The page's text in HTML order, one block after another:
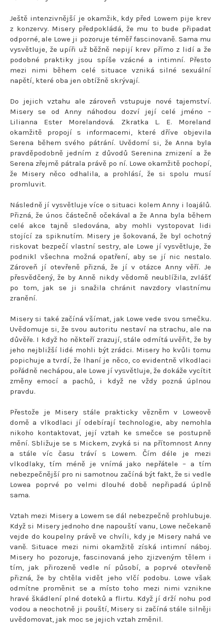
Ještě intenzivnější je okamžik, kdy před Lowem pije krev
z konzervy. Misery předpokládá, že mu to bude připadat
odporné, ale Lowe ji pozoruje téměř fascinovaně. Sama mu
vysvětluje, že upíři už běžně nepijí krev přímo z lidí a že
podobné praktiky jsou spíše vzácné a intimní. Přesto
mezi nimi během celé situace vzniká silné sexuální
napětí, které oba jen obtížně skrývají.
Do jejich vztahu ale zároveň vstupuje nové tajemství.
Misery se od Anny náhodou dozví její celé jméno –
Lilianna Ester Morelandová. Zkratka L. E. Moreland
okamžitě propojí s informacemi, které dříve objevila
Serena během svého pátrání. Uvědomí si, že Anna byla
pravděpodobně jedním z důvodů Serenina zmizení a že
Serena zřejmě pátrala právě po ní. Lowe okamžitě pochopí,
že Misery něco odhalila, a prohlásí, že si spolu musí
promluvit.
Následně jí vysvětluje více o situaci kolem Anny i loajálů.
Přizná, že únos částečně očekával a že Anna byla během
celé akce tajně sledována, aby mohli vystopovat lidi
stojící za spiknutím. Misery je šokovaná, že byl ochotný
riskovat bezpečí vlastní sestry, ale Lowe jí vysvětluje, že
podnikl všechna možná opatření, aby se jí nic nestalo.
Zároveň jí otevřeně přizná, že jí v otázce Anny věří. Je
přesvědčený, že by Anně nikdy vědomě neublížila, zvlášť
po tom, jak se ji snažila chránit navzdory vlastnímu
zranění.
Misery si také začíná všímat, jak Lowe vede svou smečku.
Uvědomuje si, že svou autoritu nestaví na strachu, ale na
důvěře. I když ho někteří zrazují, stále odmítá uvěřit, že by
jeho nejbližší lidé mohli být zrádci. Misery ho kvůli tomu
popichuje a tvrdí, že lhaní je něco, co evidentně vlkodlaci
pořádně nechápou, ale Lowe jí vysvětluje, že dokáže vycítit
změny emocí a pachů, i když ne vždy pozná úplnou
pravdu.
Přestože je Misery stále prakticky vězněm v Loweově
domě a vlkodlaci jí odebírají technologie, aby nemohla
nikoho kontaktovat, její vztah ke smečce se postupně
mění. Sbližuje se s Mickem, zvyká si na přítomnost Anny
a stále víc času tráví s Lowem. Čím déle je mezi
vlkodlaky, tím méně je vnímá jako nepřátele – a tím
nebezpečnější pro ni samotnou začíná být fakt, že si vedle
Lowea poprvé po velmi dlouhé době nepřipadá úplně
sama.
Vztah mezi Misery a Lowem se dál nebezpečně prohlubuje.
Když si Misery jednoho dne napouští vanu, Lowe nečekaně
vejde do koupelny právě ve chvíli, kdy je Misery nahá ve
vaně. Situace mezi nimi okamžitě získá intimní náboj.
Misery ho pozoruje, fascinovaná jeho zjizveným tělem i
tím, jak přirozeně vedle ní působí, a poprvé otevřeně
přizná, že by chtěla vidět jeho vlčí podobu. Lowe však
odmítne proměnit se a místo toho mezi nimi vznikne
hravé škádlení plné doteků a flirtu. Když jí drží nohu pod
vodou a neochotně ji pouští, Misery si začíná stále silněji
uvědomovat, jak moc se jejich vztah změnil.